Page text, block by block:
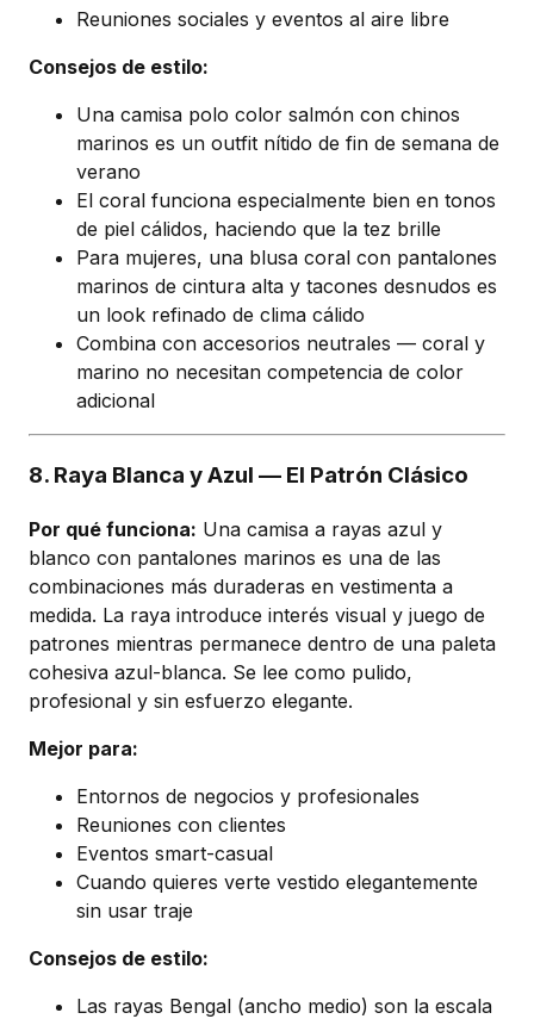
Reuniones sociales y eventos al aire libre
Consejos de estilo:
Una camisa polo color salmón con chinos
marinos es un outfit nítido de fin de semana de
verano
El coral funciona especialmente bien en tonos
de piel cálidos, haciendo que la tez brille
Para mujeres, una blusa coral con pantalones
marinos de cintura alta y tacones desnudos es
un look refinado de clima cálido
Combina con accesorios neutrales — coral y
marino no necesitan competencia de color
adicional
8. Raya Blanca y Azul — El Patrón Clásico
Por qué funciona: Una camisa a rayas azul y
blanco con pantalones marinos es una de las
combinaciones más duraderas en vestimenta a
medida. La raya introduce interés visual y juego de
patrones mientras permanece dentro de una paleta
cohesiva azul-blanca. Se lee como pulido,
profesional y sin esfuerzo elegante.
Mejor para:
Entornos de negocios y profesionales
Reuniones con clientes
Eventos smart-casual
Cuando quieres verte vestido elegantemente
sin usar traje
Consejos de estilo:
Las rayas Bengal (ancho medio) son la escala